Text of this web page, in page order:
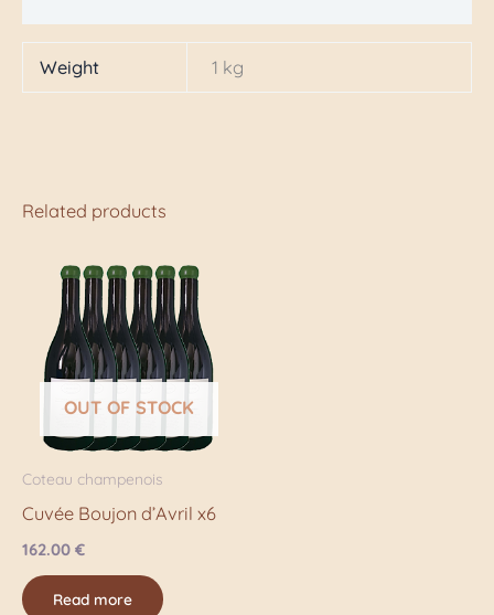
Weight 1 kg
Related products
OUT OF STOCK
Coteau champenois
Cuvée Boujon d’Avril x6
162.00 €
Read more